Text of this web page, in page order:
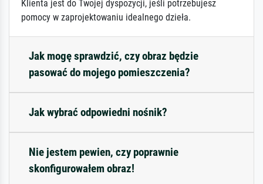
Klienta jest do Twojej dyspozycji, jeśli potrzebujesz
pomocy w zaprojektowaniu idealnego dzieła.
Jak mogę sprawdzić, czy obraz będzie
pasować do mojego pomieszczenia?
Jak wybrać odpowiedni nośnik?
Nie jestem pewien, czy poprawnie
skonfigurowałem obraz!